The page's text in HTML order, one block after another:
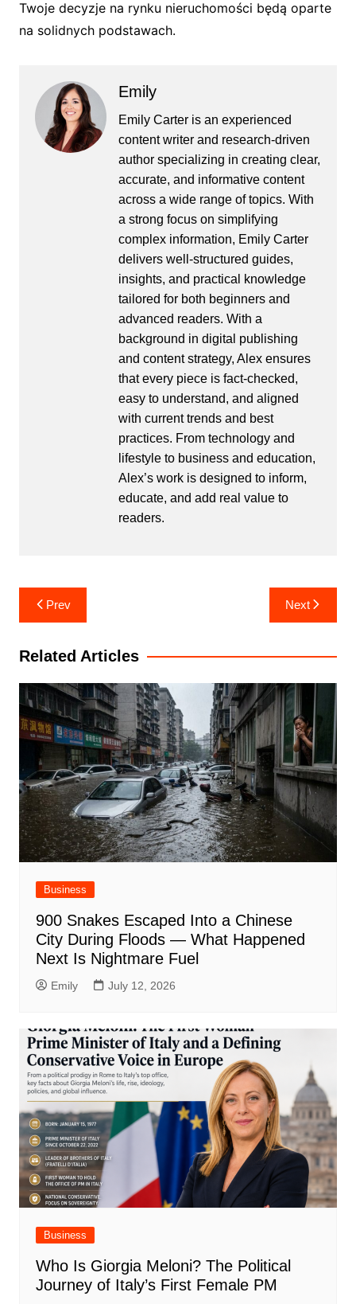
Twoje decyzje na rynku nieruchomości będą oparte
na solidnych podstawach.
Emily
Emily Carter is an experienced
content writer and research-driven
author specializing in creating clear,
accurate, and informative content
across a wide range of topics. With
a strong focus on simplifying
complex information, Emily Carter
delivers well-structured guides,
insights, and practical knowledge
tailored for both beginners and
advanced readers. With a
background in digital publishing
and content strategy, Alex ensures
that every piece is fact-checked,
easy to understand, and aligned
with current trends and best
practices. From technology and
lifestyle to business and education,
Alex’s work is designed to inform,
educate, and add real value to
readers.
Post
navigation
Prev Next
Related Articles
Business
900 Snakes Escaped Into a Chinese
City During Floods — What Happened
Next Is Nightmare Fuel
Emily July 12, 2026
Business
Who Is Giorgia Meloni? The Political
Journey of Italy’s First Female PM